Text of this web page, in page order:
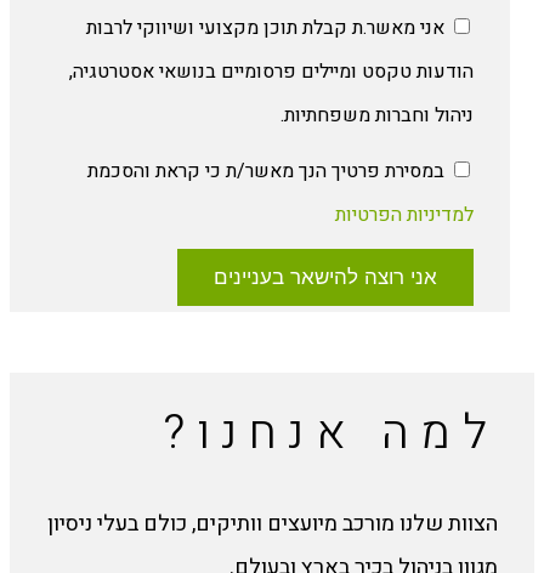
אני מאשר.ת קבלת תוכן מקצועי ושיווקי לרבות
הודעות טקסט ומיילים פרסומיים בנושאי אסטרטגיה,
ניהול וחברות משפחתיות.
במסירת פרטיך הנך מאשר/ת כי קראת והסכמת
למדיניות הפרטיות
אני רוצה להישאר בעניינים
למה אנחנו?
הצוות שלנו מורכב מיועצים וותיקים, כולם בעלי ניסיון